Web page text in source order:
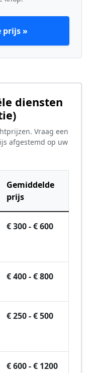
prijs »
diensten
Vraag een
afgestemd op uw
Gemiddelde
prijs
€ 300 - € 600
€ 400 - € 800
€ 250 - € 500
€ 600 - € 1200